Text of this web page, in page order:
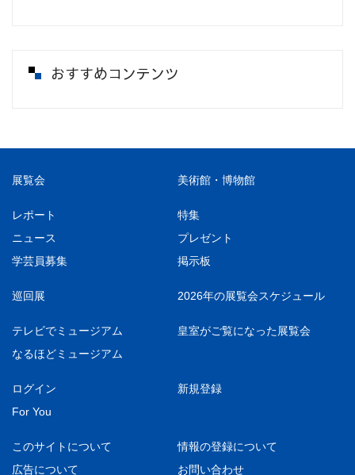
おすすめコンテンツ
展覧会 美術館・博物館
レポート
特集
ニュース
プレゼント
学芸員募集
掲示板
巡回展 2026年の展覧会スケジュール
テレビでミュージアム
皇室がご覧になった展覧会
なるほどミュージアム
ログイン
新規登録
For You
このサイトについて
情報の登録について
広告について
お問い合わせ